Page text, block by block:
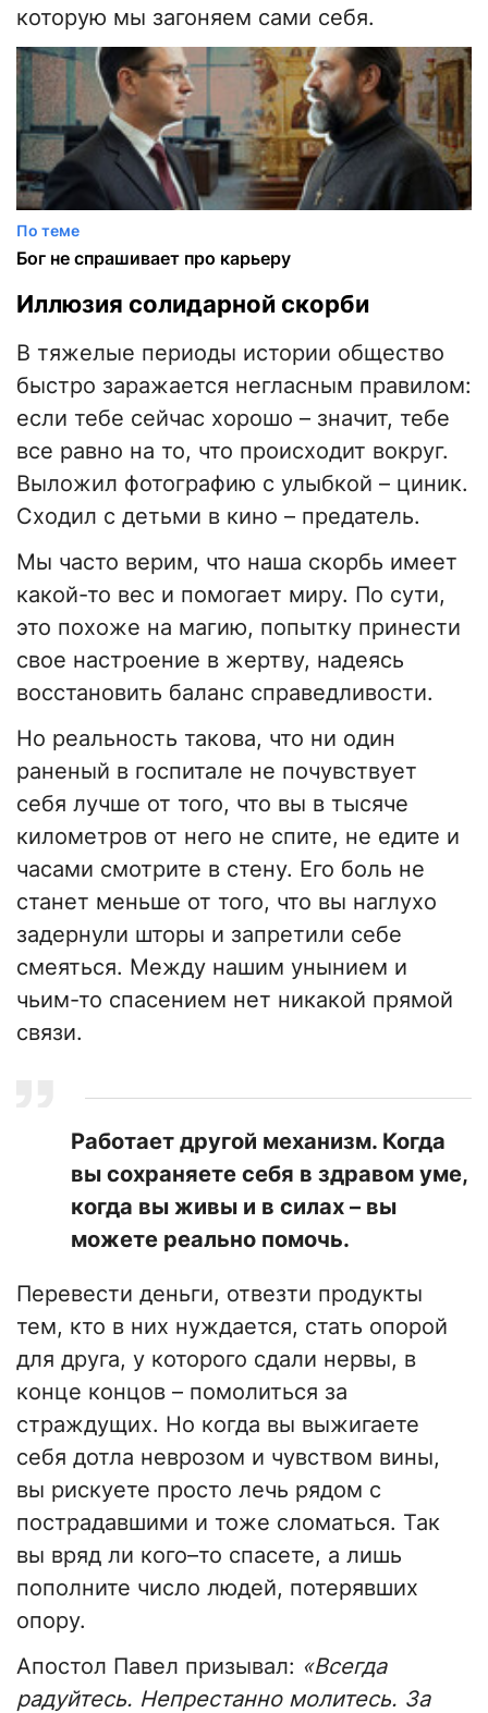
которую мы загоняем сами себя.
По теме
Бог не спрашивает про карьеру
Иллюзия солидарной скорби
В тяжелые периоды истории общество
быстро заражается негласным правилом:
если тебе сейчас хорошо – значит, тебе
все равно на то, что происходит вокруг.
Выложил фотографию с улыбкой – циник.
Сходил с детьми в кино – предатель.
Мы часто верим, что наша скорбь имеет
какой-то вес и помогает миру. По сути,
это похоже на магию, попытку принести
свое настроение в жертву, надеясь
восстановить баланс справедливости.
Но реальность такова, что ни один
раненый в госпитале не почувствует
себя лучше от того, что вы в тысяче
километров от него не спите, не едите и
часами смотрите в стену. Его боль не
станет меньше от того, что вы наглухо
задернули шторы и запретили себе
смеяться. Между нашим унынием и
чьим-то спасением нет никакой прямой
связи.
Работает другой механизм. Когда
вы сохраняете себя в здравом уме,
когда вы живы и в силах – вы
можете реально помочь.
Перевести деньги, отвезти продукты
тем, кто в них нуждается, стать опорой
для друга, у которого сдали нервы, в
конце концов – помолиться за
страждущих. Но когда вы выжигаете
себя дотла неврозом и чувством вины,
вы рискуете просто лечь рядом с
пострадавшими и тоже сломаться. Так
вы вряд ли кого–то спасете, а лишь
пополните число людей, потерявших
опору.
Апостол Павел призывал: «Всегда
радуйтесь. Непрестанно молитесь. За